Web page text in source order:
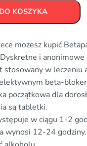
KOSZYKA
możesz kupić
i
stosowany w
beta-
początkowa dla
są tabletki.
w ciągu 1-2
wynosi 12-24 godziny.